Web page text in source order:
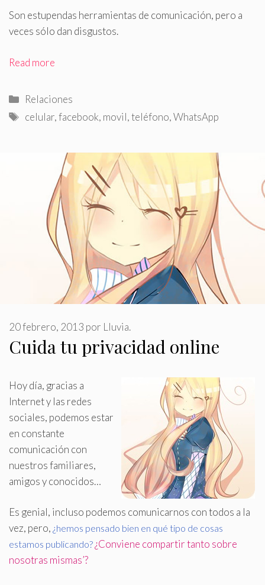
Son estupendas herramientas de comunicación, pero a
veces sólo dan disgustos.
Read more
Categorías
Relaciones
Etiquetas
celular,facebook, movil,teléfono,WhatsApp
Cuida tu privacidad online
20 febrero, 2013 por Lluvia.
Hoy día, gracias a
Internet y las redes
sociales, podemos estar
en constante
comunicación con
nuestros familiares,
amigos y conocidos…
Es genial, incluso podemos comunicarnos con todos a la
vez, pero, ¿hemos pensado bien en qué tipo de cosas
estamos publicando?¿Conviene compartir tanto sobre
nosotras mismas’?